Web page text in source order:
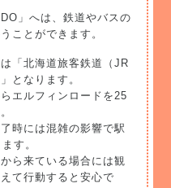
」へは、鉄道やバスの
ことができます。
「北海道旅客鉄道（JR
となります。
エルフィンロードを25
時には混雑の影響で駅
す。
ら来ている場合には観
て行動すると安心で